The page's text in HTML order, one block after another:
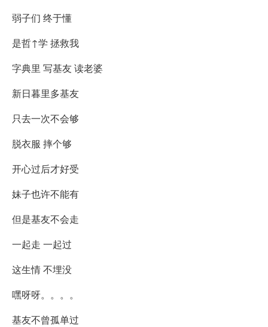
弱子们 终于懂
是哲↑学 拯救我
字典里 写基友 读老婆
新日暮里多基友
只去一次不会够
脱衣服 摔个够
开心过后才好受
妹子也许不能有
但是基友不会走
一起走 一起过
这生情 不埋没
嘿呀呀。。。。
基友不曾孤单过